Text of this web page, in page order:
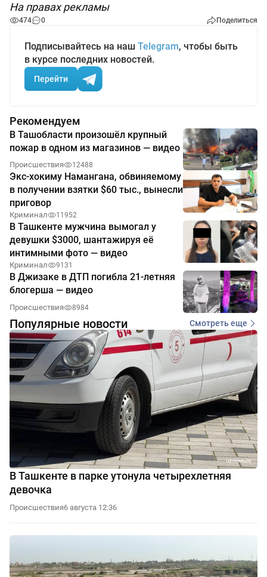
На правах рекламы
474 0 Поделиться
Подписывайтесь на наш Telegram, чтобы быть
в курсе последних новостей.
Перейти
Рекомендуем
В Ташобласти произошёл крупный
пожар в одном из магазинов — видео
Происшествия 12488
Экс-хокиму Намангана, обвиняемому
в получении взятки $60 тыс., вынесли
приговор
Криминал 11952
В Ташкенте мужчина вымогал у
девушки $3000, шантажируя её
интимными фото — видео
Криминал 9131
В Джизаке в ДТП погибла 21-летняя
блогерша — видео
Происшествия 8984
Популярные новости Смотреть еще
В Ташкенте в парке утонула четырехлетняя
девочка
Происшествия6 августа 12:36